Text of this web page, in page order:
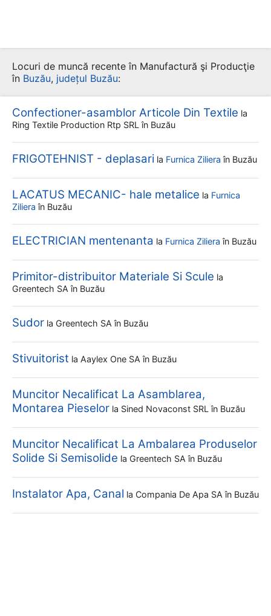
Locuri de muncă recente în Manufactură şi Producţie
în Buzău, județul Buzău:
Confectioner-asamblor Articole Din Textile la
Ring Textile Production Rtp SRL în Buzău
FRIGOTEHNIST - deplasari la Furnica Ziliera în Buzău
LACATUS MECANIC- hale metalice la Furnica
Ziliera în Buzău
ELECTRICIAN mentenanta la Furnica Ziliera în Buzău
Primitor-distribuitor Materiale Si Scule la
Greentech SA în Buzău
Sudor la Greentech SA în Buzău
Stivuitorist la Aaylex One SA în Buzău
Muncitor Necalificat La Asamblarea,
Montarea Pieselor la Sined Novaconst SRL în Buzău
Muncitor Necalificat La Ambalarea Produselor
Solide Si Semisolide la Greentech SA în Buzău
Instalator Apa, Canal la Compania De Apa SA în Buzău